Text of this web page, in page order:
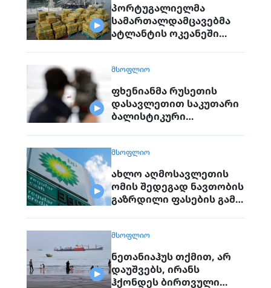
პორტუგალიელმა
სამართალდამცავებმა
ატლანტის ოკეანეში
ᲛᲡᲝᲤᲚᲘᲝ
ფხენიანმა რუსეთის
დასავლეთით საკუთარი
ბალისტიკური
ᲛᲡᲝᲤᲚᲘᲝ
ახლო აღმოსავლეთის
ომის შედეგად ნავთობის
გაზრდილი ფასების გამო
ᲛᲡᲝᲤᲚᲘᲝ
ნეთანიაჰუს თქმით, არ
დაუშვებს, ირანს
ჰქონდეს ბირთვული